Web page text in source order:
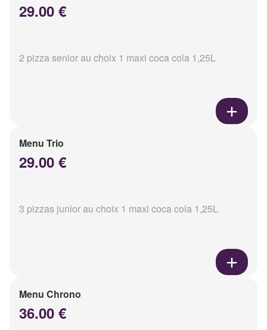
29.00 €
2 pizza senior au choix 1 maxi coca cola 1,25L
Menu Trio
29.00 €
3 pizzas junior au choix 1 maxi coca cola 1,25L
Menu Chrono
36.00 €